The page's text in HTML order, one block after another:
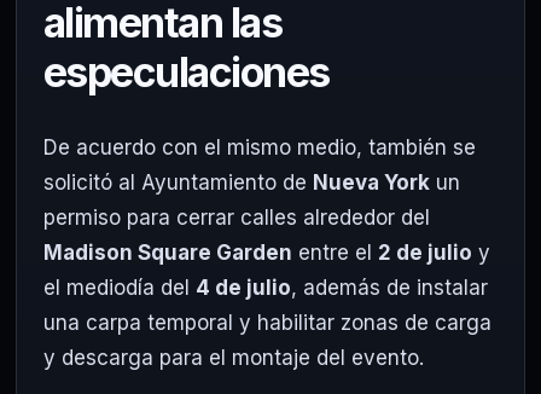
alimentan las
especulaciones
De acuerdo con el mismo medio, también se
solicitó al Ayuntamiento de Nueva York un
permiso para cerrar calles alrededor del
Madison Square Garden entre el 2 de julio y
el mediodía del 4 de julio, además de instalar
una carpa temporal y habilitar zonas de carga
y descarga para el montaje del evento.